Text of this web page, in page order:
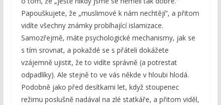
Papouškujete, že „muslimové k nám nechtějí“, a přitom
vidíte všechny známky probíhající islamizace.
Samozřejmě, máte psychologické mechanismy, jak se
s tím srovnat, a pokaždé se s přáteli dokážete
vzájemně ujistit, že to vidíte správně (a potrestat
odpadlíky). Ale stejně to ve vás někde v hloubi hlodá.
Podobně jako před desítkami let, když stoupenec
režimu poslušně nadával na zlé statkáře, a přitom viděl,